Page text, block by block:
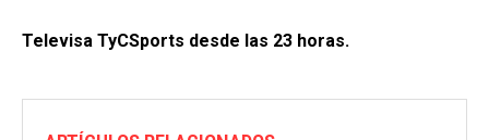
Televisa TyCSports desde las 23 horas.